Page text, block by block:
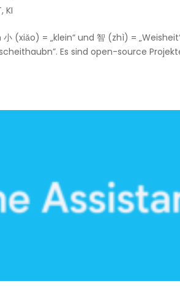
,KI
(xiǎo) = „klein“ und 智 (zhì) =
Es sind open-source